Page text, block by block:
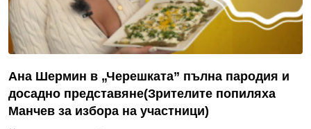
Ана Шермин в „Черешката” пълна пародия и
досадно представяне(Зрителите попиляха
Манчев за избора на участници)